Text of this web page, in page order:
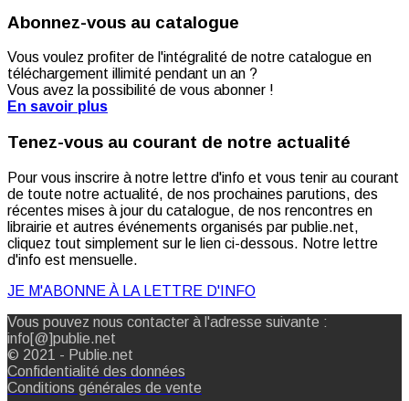
Abonnez-vous au catalogue
Vous voulez profiter de l'intégralité de notre catalogue en
téléchargement illimité pendant un an ?
Vous avez la possibilité de vous abonner !
En savoir plus
Tenez-vous au courant de notre actualité
Pour vous inscrire à notre lettre d'info et vous tenir au courant
de toute notre actualité, de nos prochaines parutions, des
récentes mises à jour du catalogue, de nos rencontres en
librairie et autres événements organisés par publie.net,
cliquez tout simplement sur le lien ci-dessous. Notre lettre
d'info est mensuelle.
JE M'ABONNE À LA LETTRE D'INFO
Vous pouvez nous contacter à l'adresse suivante :
info[@]publie.net
© 2021 - Publie.net
Confidentialité des données
Conditions générales de vente